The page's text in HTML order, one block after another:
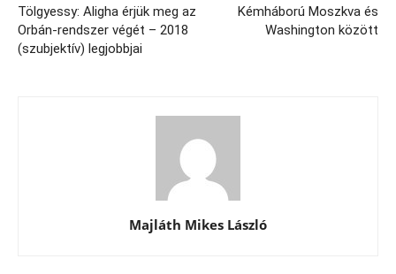
Tölgyessy: Aligha érjük meg az
Orbán-rendszer végét – 2018
(szubjektív) legjobbjai
Kémháború Moszkva és
Washington között
Majláth Mikes László